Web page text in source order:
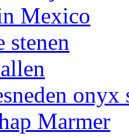
Mexico
stenen
onyx
Marmer